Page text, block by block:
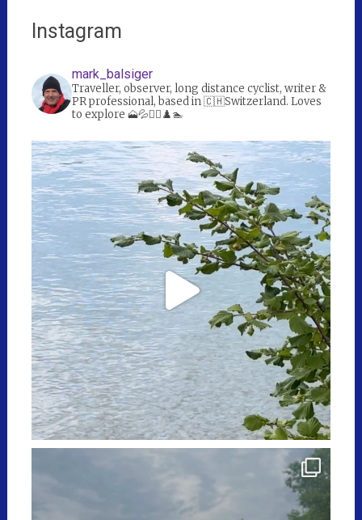
Instagram
mark_balsiger
Traveller, observer, long distance cyclist, writer &
PR professional, based in 🇨🇭Switzerland. Loves
to explore 🗻💦🚴‍♀️♟️🏊